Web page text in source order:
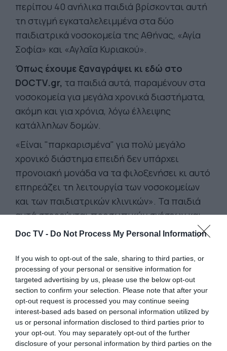
Doc TV - Do Not Process My Personal Information
If you wish to opt-out of the sale, sharing to third parties, or
processing of your personal or sensitive information for
targeted advertising by us, please use the below opt-out
section to confirm your selection. Please note that after your
opt-out request is processed you may continue seeing
interest-based ads based on personal information utilized by
us or personal information disclosed to third parties prior to
your opt-out. You may separately opt-out of the further
disclosure of your personal information by third parties on the
περίπου 40 ανήλικα παιδιά βρίσκονται αυτή
τη στιγμή εγκαταλελειμμένα στα δύο
παιδιατρικά νοσοκομεία της Αθήνας, «Αγία
Σοφία» και «Αγλαΐα Κυριακού».
Όπως έχουμε ξαναγράψει κι εδώ στο
DOCTV.gr, τα παιδιά αυτά, παραμένουν στα
νοσοκομεία για μεγάλα χρονικά διαστήματα,
ακόμη και για χρόνια, λόγω έλλειψης
κατάλληλων δομών.
«Είναι "παρκαρισμένα" για πολύ μεγάλο
χρονικό διάστημα επειδή δεν υπάρχει
προνοιακή μονάδα να τα φιλοξενήσει κι αυτό
επηρεάζει τη λειτουργία των νοσοκομείων
και των παιδιατρικών κλινικών». Τα παιδιά
αυτά στερούνται προσωπικών σχέσεων και
αγάπης προφανώς, αλλά και βασικές ανάγκες
Γιαννάκου: «Δεν μπορούμε να προσφέρουμε
ούτε σχολεία, ούτε φροντιστήρια, ούτε
δραστηριότητες».
Το περιβάλλον αυτό οδηγεί σε ανάπτυξη
παραβατικής συμπεριφοράς χωρίς ευθύνη
των παιδιών γιατί δεν υπάρχει άνθρωπος
να τα επιτηρείκι έτσι επειδήμένουν πολλά